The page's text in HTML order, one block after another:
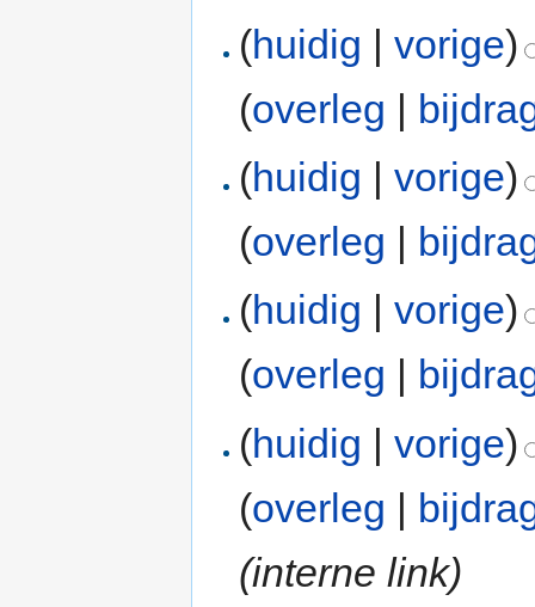
(huidig |vorige)
(overleg |
(huidig |vorige)
(overleg |
(huidig |vorige)
(overleg
(huidig |vorige)
(overleg |
(interne link)